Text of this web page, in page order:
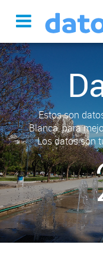
Estos son
Blanca, para
Los datos son